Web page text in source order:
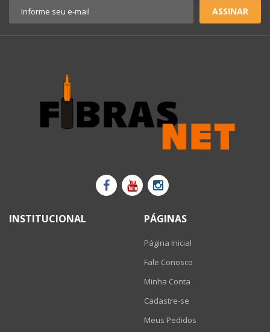
ASSINAR
INSTITUCIONAL PÁGINAS
Página Inicial
Fale Conosco
Minha Conta
Cadastre-se
Meus Pedidos